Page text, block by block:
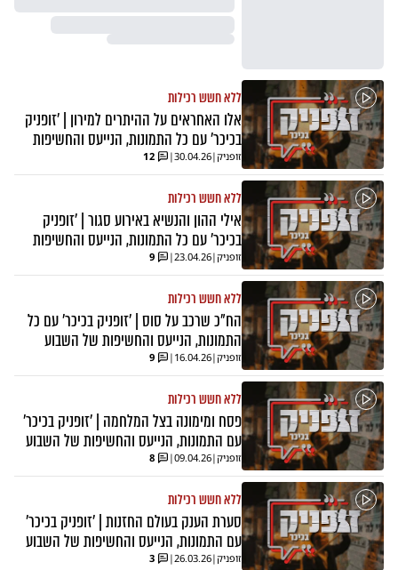
ללא חשש רכילות
אלו האחראים על ההיתרים למירון | 'זופניק
בכיכר' עם כל התמונות, הנייעס והחשיפות
זופניק|
30.04.26
|
12
ללא חשש רכילות
אילי ההון והנשיא באירוע סגור | 'זופניק
בכיכר' עם כל התמונות, הנייעס והחשיפות
זופניק|
23.04.26
|
9
ללא חשש רכילות
הח"כ שרכב על סוס | 'זופניק בכיכר' עם כל
התמונות, הנייעס והחשיפות של השבוע
זופניק|
16.04.26
|
9
ללא חשש רכילות
פסח ומימונה בצל המלחמה | 'זופניק בכיכר'
עם התמונות, הנייעס והחשיפות של השבוע
זופניק|
09.04.26
|
8
ללא חשש רכילות
סערת הענק בעולם החזנות | 'זופניק בכיכר'
עם התמונות, הנייעס והחשיפות של השבוע
זופניק|
26.03.26
|
3